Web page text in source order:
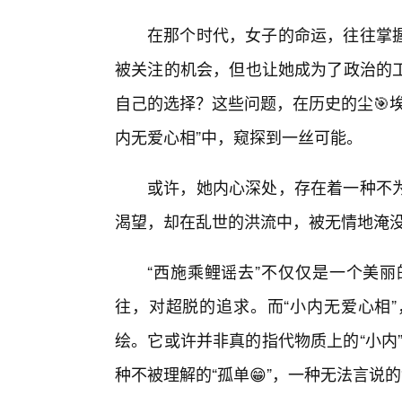
在那个时代，女子的命运，往往掌
被关注的机会，但也让她成为了政治
自己的选择？这些问题，在历史的尘🎯
内无爱心相”中，窥探到一丝可能。
或许，她内心深处，存在着一种
渴望，却在乱世的洪流中，被无情地淹
“西施乘鲤谣去”不仅仅是一个美
往，对超脱的追求。而“小内无爱心
绘。它或许并非真的指代物质上的“小
种不被理解的“孤单😁”，一种无法言说